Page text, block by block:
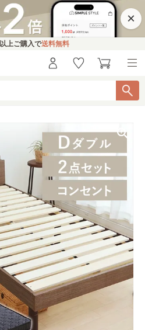
×
以上ご購入で送料無料